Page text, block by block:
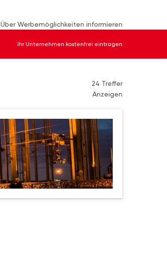
Über Werbemöglichkeiten informieren
Ihr Unternehmen kostenfrei eintragen
24 Treffer
Anzeigen